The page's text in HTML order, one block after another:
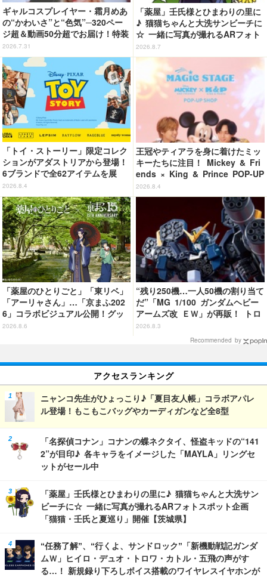
ギャルコスプレイヤー・霜月めあ
の“かわいさ”と“色気”─320ペー
ジ超＆動画50分超でお届け！特装
合本版のデジタル写真集が登場
2026.7.31
「薬屋」壬氏様とひまわりの里に
♪ 猫猫ちゃんと大洗サンビーチに
☆ 一緒に写真が撮れるARフォト
スポット企画「猫猫・壬氏と夏巡
り」開催【茨城県】
2026.8.7
「トイ・ストーリー」限定コレク
ションがアダストリアから登場！
6ブランドで全62アイテムを展
開 店舗で購入するとオリジナル
マグネットをプレゼント☆
2026.8.4
王冠やティアラを身に着けたミッ
キーたちに注目！ Mickey & Fri
ends × King & Prince POP-UP
SHOP「MAGIC STAGE」に新商
品登場
2026.8.4
「薬屋のひとりごと」「東リベ」
「アーリャさん」…「京まふ202
6」コラボビジュアル公開！グッ
ズなどの最新情報も
2026.8.6
“残り250機…一人50機の割り当て
だ”「MG 1/100 ガンダムヘビー
アームズ改 ＥＷ」が再販！ トロ
ワを象徴するピエロマスクも付属
2026.8.3
Recommended by
アクセスランキング
ニャンコ先生がひょっこり♪「夏目友人帳」コラボアパレ
ル登場！もこもこバッグやカーディガンなど全8型
「名探偵コナン」コナンの蝶ネクタイ、怪盗キッドの“141
2”が目印♪ 各キャラをイメージした「MAYLA」リングセ
ットがセール中
「薬屋」壬氏様とひまわりの里に♪ 猫猫ちゃんと大洗サン
ビーチに☆ 一緒に写真が撮れるARフォトスポット企画
「猫猫・壬氏と夏巡り」開催【茨城県】
“任務了解”、“行くよ、サンドロック”「新機動戦記ガンダ
ムＷ」ヒイロ・デュオ・トロワ・カトル・五飛の声がす
る…！ 新規録り下ろしボイス搭載のワイヤレスイヤホンが